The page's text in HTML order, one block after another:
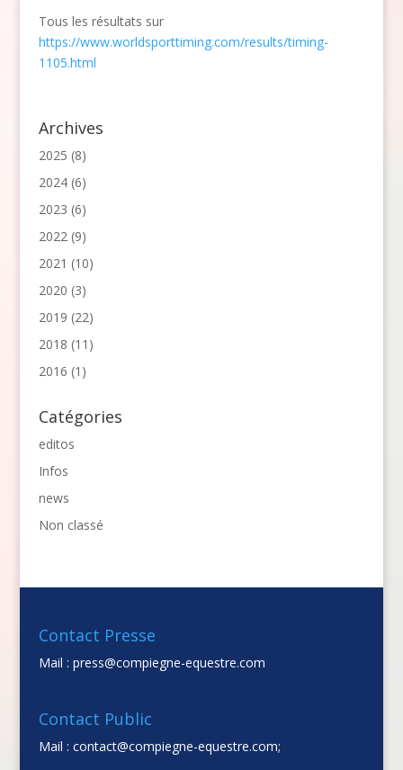
Tous les résultats sur
https://www.worldsporttiming.com/results/timing-
1105.html
Archives
2025 (8)
2024(6)
2023 (6)
2022(9)
2021 (10)
2020 (3)
2019 (22)
2018 (11)
2016 (1)
Catégories
editos
Infos
news
Non classé
Contact Presse
Mail : press@compiegne-equestre.com
Contact Public
Mail : contact@compiegne-equestre.com;